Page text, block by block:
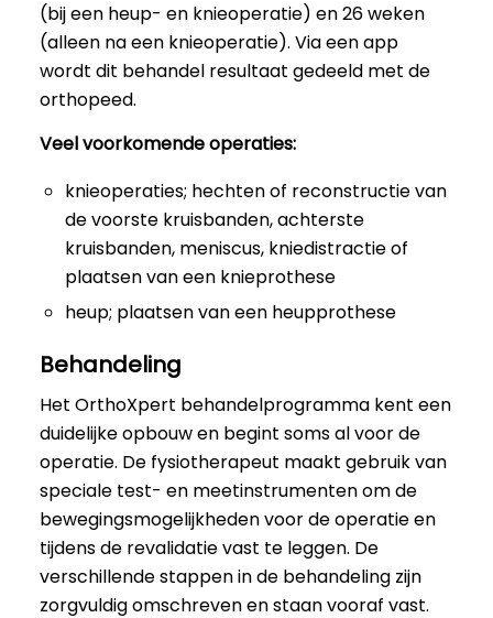
(bij een heup- en knieoperatie) en 26 weken
(alleen na een knieoperatie). Via een app
wordt dit behandel resultaat gedeeld met de
orthopeed.
Veel voorkomende operaties:
knieoperaties; hechten of reconstructie van
de voorste kruisbanden, achterste
kruisbanden, meniscus, kniedistractie of
plaatsen van een knieprothese
heup; plaatsen van een heupprothese
Behandeling
Het OrthoXpert behandelprogramma kent een
duidelijke opbouw en begint soms al voor de
operatie. De fysiotherapeut maakt gebruik van
speciale test- en meetinstrumenten om de
bewegingsmogelijkheden voor de operatie en
tijdens de revalidatie vast te leggen. De
verschillende stappen in de behandeling zijn
zorgvuldig omschreven en staan vooraf vast.